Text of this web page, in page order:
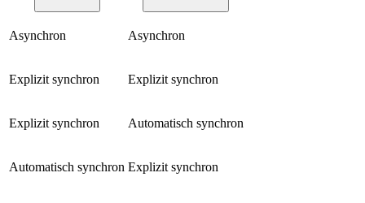
Asynchron Asynchron
Explizit synchron Explizit synchron
Explizit synchron Automatisch synchron
Automatisch synchron Explizit synchron